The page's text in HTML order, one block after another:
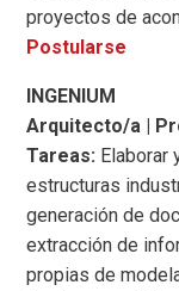
proyectos de
Postularse
INGENIUM
Arquitecto/a |
Tareas: Elaborar
estructuras
generación de
extracción de
propias de